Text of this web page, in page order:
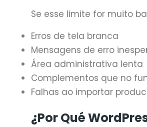
Se esse limite for muito
Erros de tela branca
Mensagens de erro
Área administrativa lenta
Complementos que no
Falhas ao importar
¿Por Qué